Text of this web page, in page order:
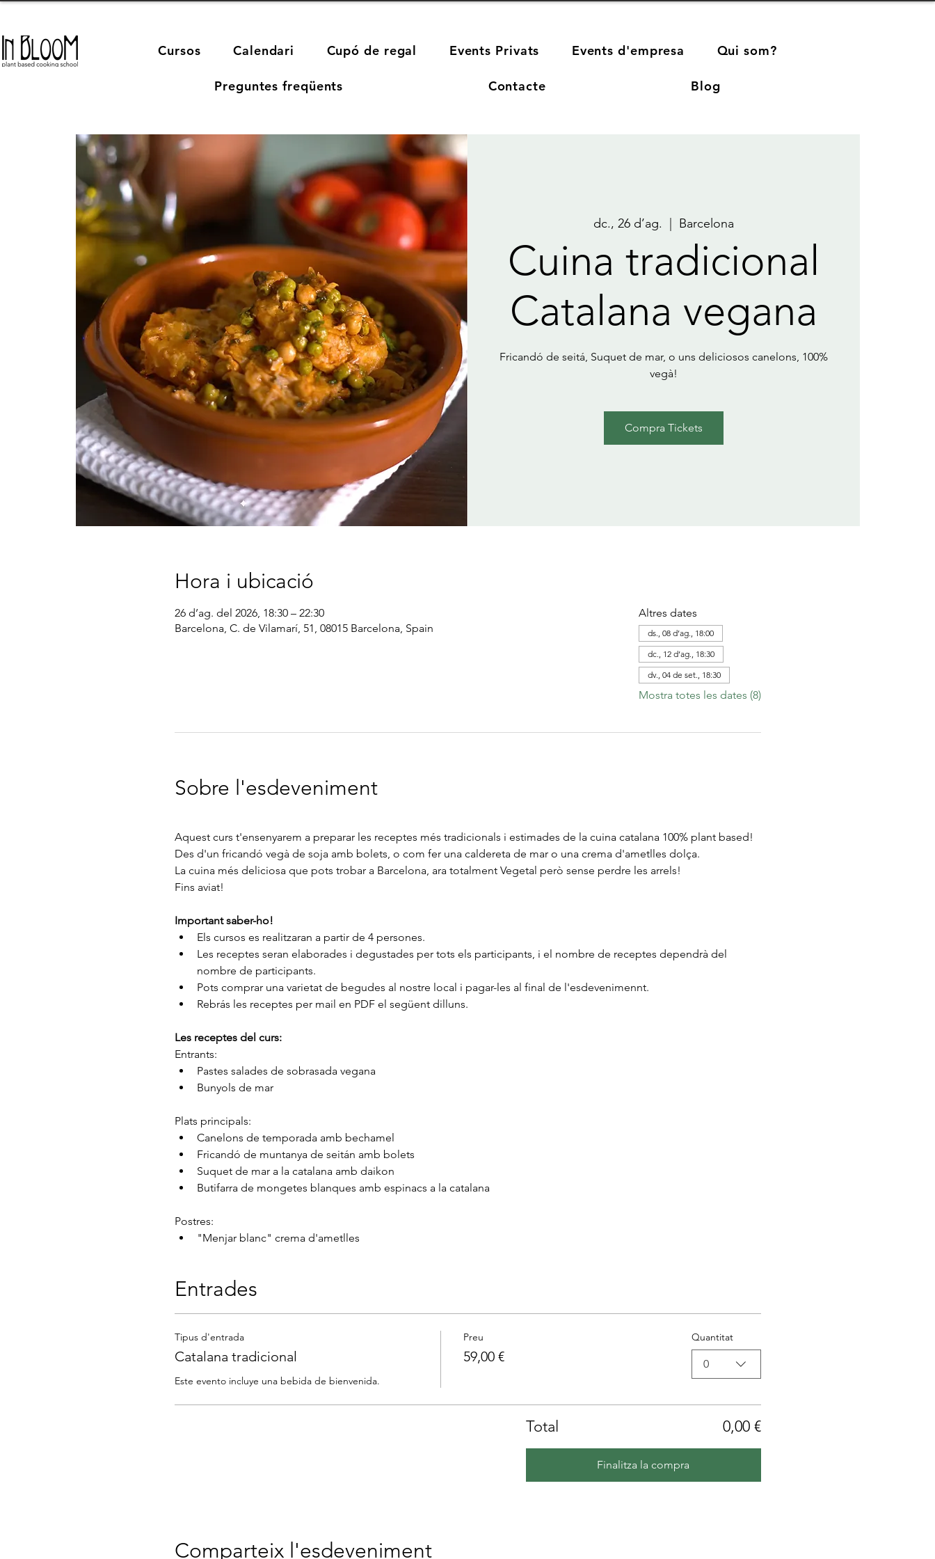
Cursos Calendari Cupó de regal Events Privats Events d'empresa Qui som?
Preguntes freqüents Contacte Blog
dc., 26 d’ag. Barcelona
Cuina tradicional
Catalana vegana
Fricandó de seitá, Suquet de mar, o uns deliciosos canelons, 100%
vegà!
Compra Tickets
Hora i ubicació
26 d’ag. del 2026, 18:30 – 22:30
Barcelona, C. de Vilamarí, 51, 08015 Barcelona, Spain
Altres dates
ds., 08 d’ag., 18:00
dc., 12 d’ag., 18:30
dv., 04 de set., 18:30
Mostra totes les dates (8)
Sobre l'esdeveniment
Aquest curs t'ensenyarem a preparar les receptes més tradicionals i estimades de la cuina catalana 100% plant based!
Des d'un fricandó vegà de soja amb bolets, o com fer una caldereta de mar o una crema d'ametlles dolça.
La cuina més deliciosa que pots trobar a Barcelona, ​​ara totalment Vegetal però sense perdre les arrels!
Fins aviat!
Important saber-ho!
Els cursos es realitzaran a partir de 4 persones.
Les receptes seran elaborades i degustades per tots els participants, i el nombre de receptes dependrà del
nombre de participants.
Pots comprar una varietat de begudes al nostre local i pagar-les al final de l'esdevenimennt.
Rebrás les receptes per mail en PDF el següent dilluns.
Les receptes del curs:
Entrants:
Pastes salades de sobrasada vegana
Bunyols de mar
Plats principals:
Canelons de temporada amb bechamel
Fricandó de muntanya de seitán amb bolets
Suquet de mar a la catalana amb daikon
Butifarra de mongetes blanques amb espinacs a la catalana
Postres:
"Menjar blanc" crema d'ametlles
Entrades
Tipus d'entrada
Catalana tradicional
Preu
59,00 €
Quantitat
0
Total 0,00 €
Finalitza la compra
Comparteix l'esdeveniment